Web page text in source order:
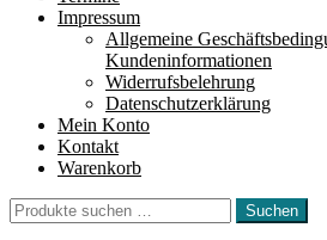
Impressum
Allgemeine
Kundeninformationen
Widerrufsbelehrung
Datenschutzerklärung
Mein Konto
Kontakt
Warenkorb
Suchen
nach:
Suchen